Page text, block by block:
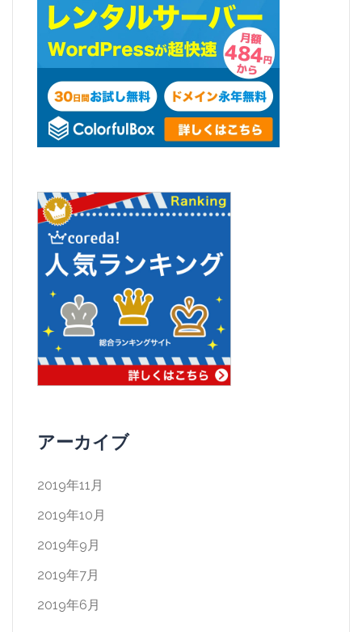
アーカイブ
2019年11月
2019年10月
2019年9月
2019年7月
2019年6月